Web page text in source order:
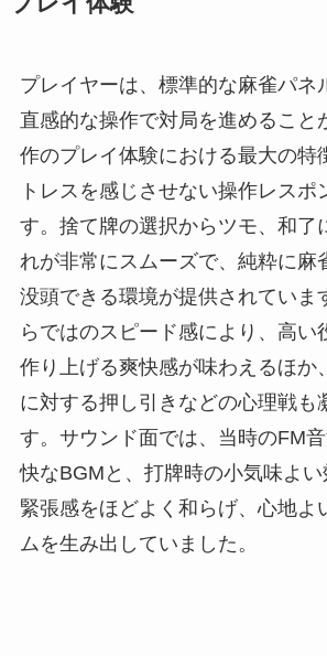
プレイヤーは、標準的な麻雀パネ
直感的な操作で対局を進めること
作のプレイ体験における最大の特
トレスを感じさせない操作レスポ
す。捨て牌の選択からツモ、和了
れが非常にスムーズで、純粋に麻
没頭できる環境が提供されていま
らではのスピード感により、高い
作り上げる爽快感が味わえるほか
に対する押し引きなどの心理戦も
す。サウンド面では、当時のFM
快なBGMと、打牌時の小気味よ
緊張感をほどよく和らげ、心地よ
ムを生み出していました。